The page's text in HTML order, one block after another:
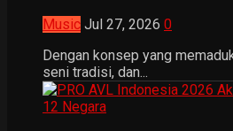
Music Jul 27, 2026 0
Dengan konsep yang
seni tradisi, dan...